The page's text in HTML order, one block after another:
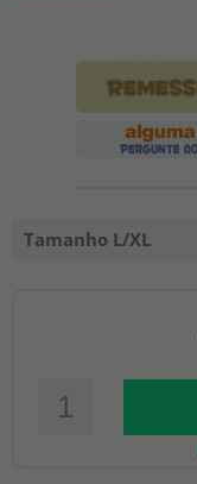
Tamanho L/XL